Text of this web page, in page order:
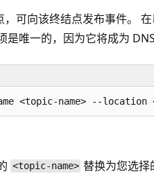
可向该终结点发布事件。
唯一的，因为它将成为 DNS
<topic-name> 替换为您选择